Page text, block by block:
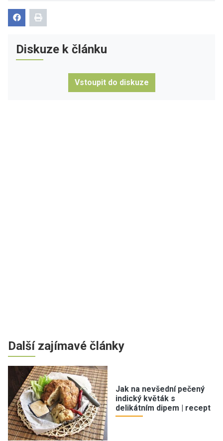
Diskuze k článku
Vstoupit do diskuze
Další zajímavé články
Jak na nevšední pečený
indický květák s
delikátním dipem | recept